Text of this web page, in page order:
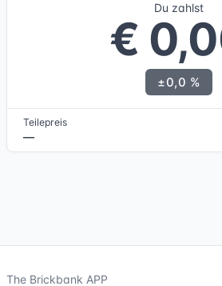
Du zahlst
€
±0,0 %
Teilepreis
—
The Brickbank APP